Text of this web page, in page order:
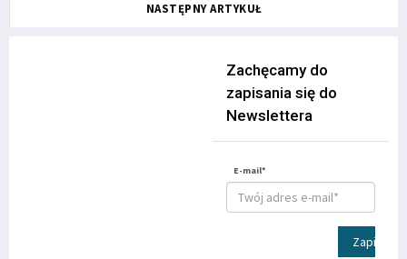
NASTĘPNY ARTYKUŁ
Zachęcamy do
zapisania się do
Newslettera
E-mail*
Zapisz